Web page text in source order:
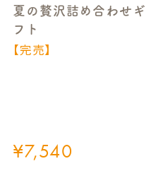
夏の贅沢詰め合わせギ
フト
【完売】
¥7,540